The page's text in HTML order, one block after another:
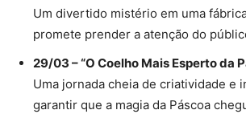
Um divertido mistério em uma
promete prender a atenção do
29/03 – “O Coelho Mais Esperto da
Uma jornada cheia de criatividade e
garantir que a magia da Páscoa